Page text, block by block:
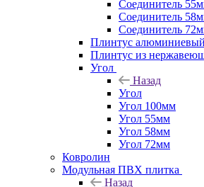
Соединитель
Соединитель
Соединитель
Плинтус алюминиевый
Плинтус из
Угол
Назад
Угол
Угол 100мм
Угол 55мм
Угол 58мм
Угол 72мм
Ковролин
Модульная ПВХ плитка
Назад